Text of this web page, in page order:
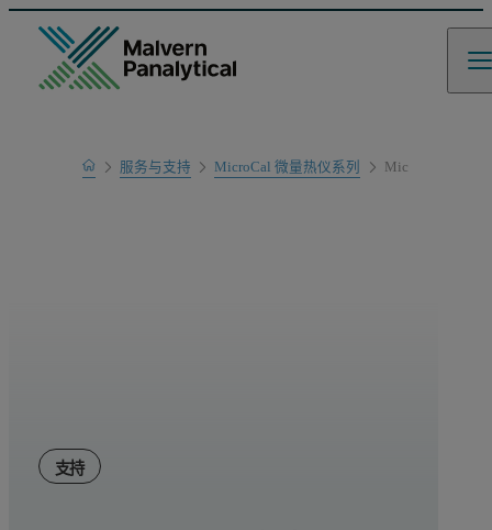
Home服务与支持
产品支持
MicroCal 微量热仪系列 MicroCal DSC
支持